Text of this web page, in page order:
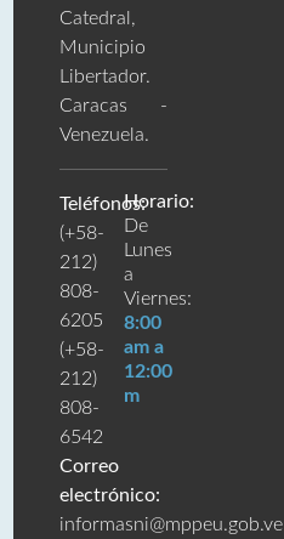
Catedral,
Municipio
Libertador.
Caracas -
Venezuela.
Teléfonos:
(+58-
212)
808-
6205
(+58-
212)
808-
6542
Correo
electrónico:
informasni@mppeu.gob.ve
Horario:
De
Lunes
a
Viernes:
8:00
am a
12:00
m